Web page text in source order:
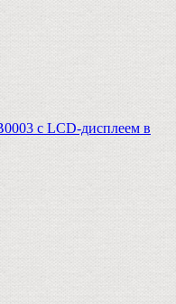
с LCD-дисплеем в